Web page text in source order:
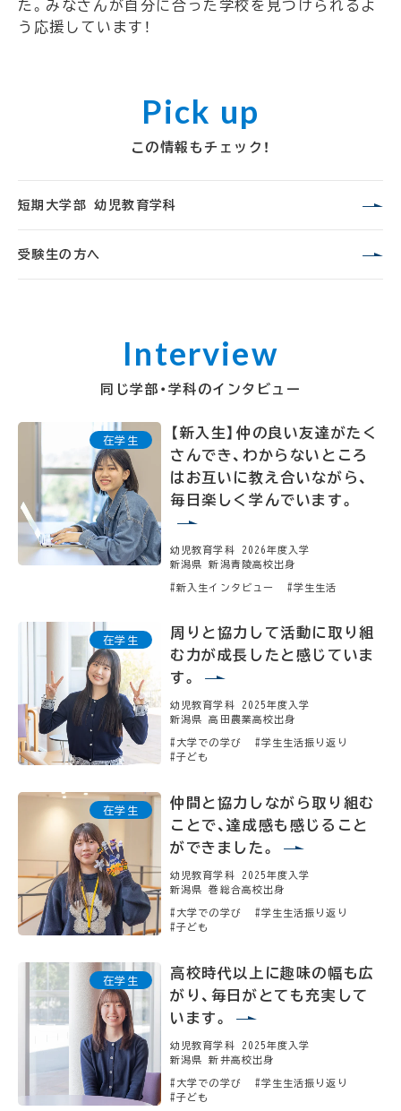
た。みなさんが自分に合った学校を見つけられるよ
う応援しています！
この情報もチェック！
短期大学部 幼児教育学科
受験生の方へ
同じ学部・学科のインタビュー
【新入生】仲の良い友達がたく
さんでき、わからないところ
はお互いに教え合いながら、
毎日楽しく学んでいます。
幼児教育学科 2026年度入学
新潟県 新潟青陵高校出身
#新入生インタビュー #学生生活
周りと協力して活動に取り組
む力が成長したと感じていま
す。
幼児教育学科 2025年度入学
新潟県 高田農業高校出身
#大学での学び
#学生生活振り返り
#子ども
仲間と協力しながら取り組む
ことで、達成感も感じること
ができました。
幼児教育学科 2025年度入学
新潟県 巻総合高校出身
#大学での学び
#学生生活振り返り
#子ども
高校時代以上に趣味の幅も広
がり、毎日がとても充実して
います。
幼児教育学科 2025年度入学
新潟県 新井高校出身
#大学での学び
#学生生活振り返り
#子ども